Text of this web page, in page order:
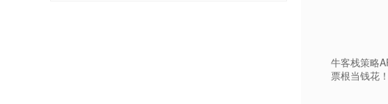
牛客栈策略
票根当钱花